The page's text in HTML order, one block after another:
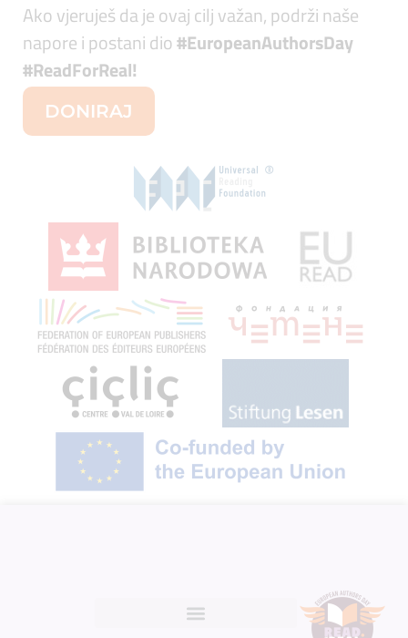
Ako vjeruješ da je ovaj cilj važan, podrži naše
napore i postani dio#EuropeanAuthorsDay
#ReadForReal!
DONIRAJ